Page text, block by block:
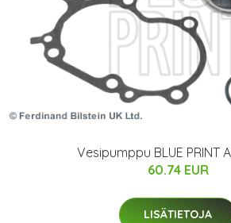
Vesipumppu BLUE PRINT
60.74 EUR
LISÄTIETOJA